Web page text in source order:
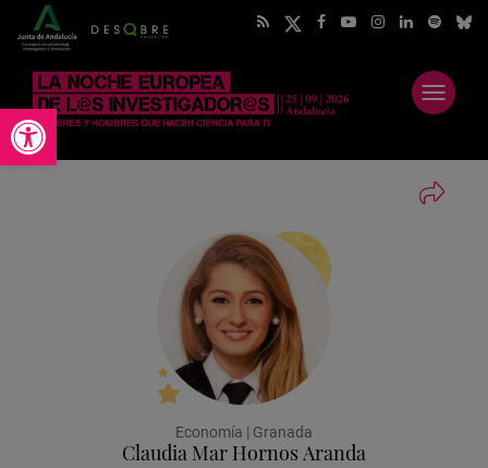
Abrir barra de herramientas
Abrir
menú
Economía | Granada
Claudia Mar Hornos Aranda